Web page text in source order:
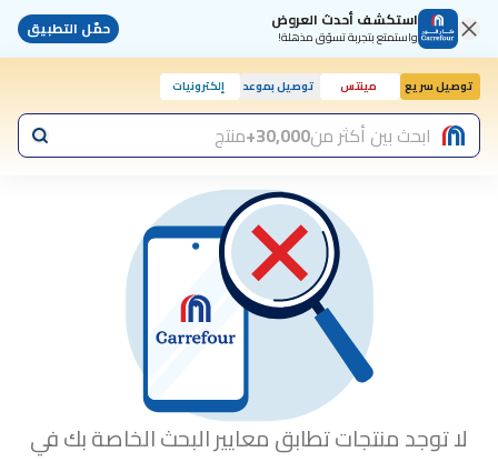
استكشف أحدث العروض
واستمتع بتجربة تسوّق مذهلة! حمّل التطبيق
توصيل سريع مينتس توصيل بموعد إلكترونيات
اليوم, 10:00 صابحث بين أكثر من30,000+ منتج
لا توجد منتجات تطابق معايير البحث الخاصة بك في